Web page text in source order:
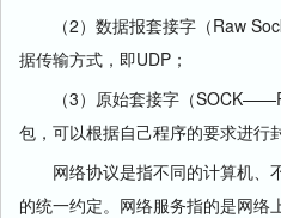
（2）数据报套接字（Raw
据传输方式，即UDP；
（3）原始套接字（
包，可以根据自己程序的要求进行
网络协议是指不同的计算机、
的统一约定。网络服务指的是网络